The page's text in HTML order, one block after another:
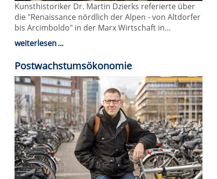
Kunsthistoriker Dr. Martin Dzierks referierte über
die "Renaissance nördlich der Alpen - von Altdorfer
bis Arcimboldo" in der Marx Wirtschaft in…
weiterlesen
Postwachstumsökonomie